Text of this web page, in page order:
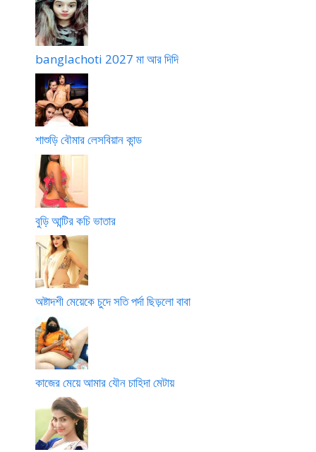
banglachoti 2027 মা আর দিদি
শাশুড়ি বৌমার লেসবিয়ান কান্ড
বুড়ি আন্টির কচি ভাতার
অষ্টাদশী মেয়েকে চুদে সতি পর্দা ছিড়লো বাবা
কাজের মেয়ে আমার যৌন চাহিদা মেটায়